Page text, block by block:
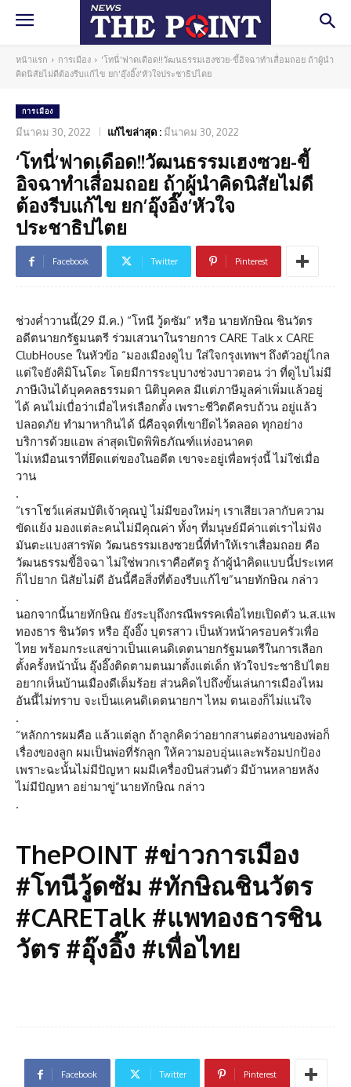
หน้าแรก การเมือง
'โทนี่'ฟาดเดือด!!วัฒนธรรมเฮงซวย-ขี้อิจฉาทำเสื่อมถอย ถ้าผู้นำ
คิดนิสัยไม่ดีต้องรีบแก้ไข ยก'อุ๊งอิ๊ง'หัวใจประชาธิปไตย
การเมือง
มีนาคม 30, 2022 แก้ไขล่าสุด : มีนาคม 30, 2022
‘โทนี่’ฟาดเดือด!!วัฒนธรรมเฮงซวย-ขี้
อิจฉาทำเสื่อมถอย ถ้าผู้นำคิดนิสัยไม่ดี
ต้องรีบแก้ไข ยก’อุ๊งอิ๊ง’หัวใจ
ประชาธิปไตย
Facebook Twitter Pinterest
ช่วงค่ำวานนี้(29 มี.ค.) “โทนี วู้ดซัม” หรือ นายทักษิณ ชินวัตร
อดีตนายกรัฐมนตรี ร่วมเสวนาในรายการ CARE Talk x CARE
ClubHouse ในหัวข้อ “มองเมืองดูไบ ใส่ใจกรุงเทพฯ ถึงตัวอยู่ไกล
แต่ใจยังคิมิโนโตะ โดยมีการระบุบางช่วงบาวตอน ว่า ที่ดูไบไม่มี
ภาษีเงินได้บุคคลธรรมดา นิติบุคคล มีแต่ภาษีมูลค่าเพิ่มแล้วอยู่
ได้ คนไม่เบื่อว่าเมื่อไหร่เลือกตั้ง เพราะชีวิตดีครบถ้วน อยู่แล้ว
ปลอดภัย ทำมาหากินได้ นี่คือจุดที่เขายึดไว้ตลอด ทุกอย่าง
บริการด้วยแอพ ล่าสุดเปิดพิพิธภัณฑ์แห่งอนาคต
ไม่เหมือนเราที่ยึดแต่ของในอดีต เขาจะอยู่เพื่อพรุ่งนี้ ไม่ใช่เมื่อ
วาน
.
“เราโชว์แค่สมบัติเจ้าคุณปู่ ไม่มีของใหม่ๆ เราเสียเวลากับความ
ขัดแย้ง มองแต่ละคนไม่มีคุณค่า ทั้งๆ ที่มนุษย์มีค่าแต่เราไม่ฟัง
มันตะแบงสารพัด วัฒนธรรมเฮงซวยนี้ที่ทำให้เราเสื่อมถอย คือ
วัฒนธรรมขี้อิจฉา ไม่ใช่พวกเราคือศัตรู ถ้าผู้นำคิดแบบนี้ประเทศ
ก็ไปยาก นิสัยไม่ดี อันนี้คือสิ่งที่ต้องรีบแก้ไข”นายทักษิณ กล่าว
.
นอกจากนี้นายทักษิณ ยังระบุถึงกรณีพรรคเพื่อไทยเปิดตัว น.ส.แพ
ทองธาร ชินวัตร หรือ อุ๊งอิ๊ง บุตรสาว เป็นหัวหน้าครอบครัวเพื่อ
ไทย พร้อมกระแสข่าวเป็นแคนดิเดตนายกรัฐมนตรีในการเลือก
ตั้งครั้งหน้านั้น อุ๊งอิ๊งติดตามตนมาตั้งแต่เด็ก หัวใจประชาธิปไตย
อยากเห็นบ้านเมืองดีเต็มร้อย ส่วนคิดไปถึงขั้นเล่นการเมืองไหม
อันนี้ไม่ทราบ จะเป็นแคนดิเดตนายกฯ ไหม ตนเองก็ไม่แน่ใจ
.
“หลักการผมคือ แล้วแต่ลูก ถ้าลูกคิดว่าอยากสานต่องานของพ่อก็
เรื่องของลูก ผมเป็นพ่อที่รักลูก ให้ความอบอุ่นและพร้อมปกป้อง
เพราะฉะนั้นไม่มีปัญหา ผมมีเครื่องบินส่วนตัว มีบ้านหลายหลัง
ไม่มีปัญหา อย่ามาขู่”นายทักษิณ กล่าว
.
ThePOINT #ข่าวการเมือง
#โทนีวู้ดซัม #ทักษิณชินวัตร
#CARETalk #แพทองธารชิน
วัตร #อุ๊งอิ๊ง #เพื่อไทย
Facebook Twitter Pinterest